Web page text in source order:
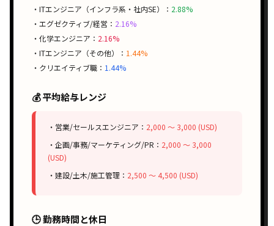
・ITエンジニア（インフラ系・社内SE）： 2.88%
・エグゼクティブ/経営： 2.16%
・化学エンジニア： 2.16%
・ITエンジニア（その他）： 1.44%
・クリエイティブ職： 1.44%
💰 平均給与レンジ
・営業/セールスエンジニア： 2,000 〜 3,000 (USD)
・企画/事務/マーケティング/PR： 2,000 〜 3,000
(USD)
・建設/土木/施工管理： 2,500 〜 4,500 (USD)
🕒 勤務時間と休日